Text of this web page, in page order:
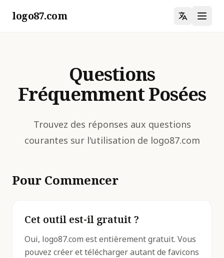
logo87.com
Questions
Fréquemment Posées
Trouvez des réponses aux questions
courantes sur l'utilisation de logo87.com
Pour Commencer
Cet outil est-il gratuit ?
Oui, logo87.com est entièrement gratuit. Vous
pouvez créer et télécharger autant de favicons